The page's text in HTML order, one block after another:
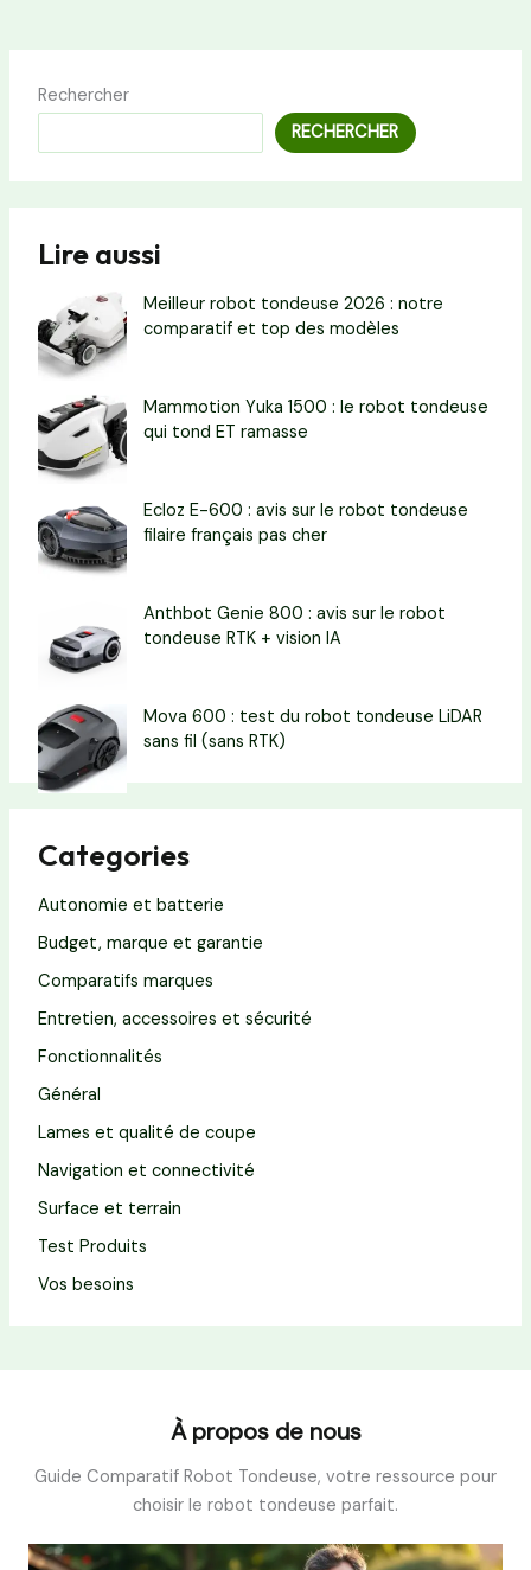
Rechercher
RECHERCHER
Lire aussi
Meilleur robot tondeuse 2026 : notre
comparatif et top des modèles
Mammotion Yuka 1500 : le robot tondeuse
qui tond ET ramasse
Ecloz E-600 : avis sur le robot tondeuse
filaire français pas cher
Anthbot Genie 800 : avis sur le robot
tondeuse RTK + vision IA
Mova 600 : test du robot tondeuse LiDAR
sans fil (sans RTK)
Categories
Autonomie et batterie
Budget, marque et garantie
Comparatifs marques
Entretien, accessoires et sécurité
Fonctionnalités
Général
Lames et qualité de coupe
Navigation et connectivité
Surface et terrain
Test Produits
Vos besoins
À propos de nous
Guide Comparatif Robot Tondeuse, votre ressource pour
choisir le robot tondeuse parfait.